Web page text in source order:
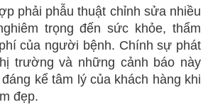
phải phẫu thuật chỉnh sửa nhiều
trọng đến sức khỏe, thẩm
của người bệnh. Chính sự phát
trường và những cảnh báo này
kể tâm lý của khách hàng khi
đẹp.